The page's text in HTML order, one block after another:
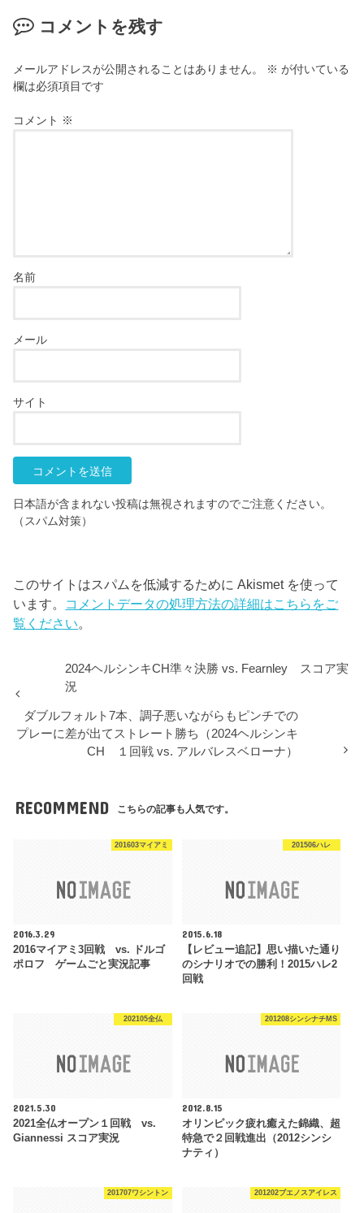
コメントを残す
メールアドレスが公開されることはありません。 ※ が付いている
欄は必須項目です
コメント ※
名前
メール
サイト
日本語が含まれない投稿は無視されますのでご注意ください。
（スパム対策）
このサイトはスパムを低減するために Akismet を使って
います。 コメントデータの処理方法の詳細はこちらをご
覧ください。
2024ヘルシンキCH準々決勝 vs. Fearnley スコア実
況
ダブルフォルト7本、調子悪いながらもピンチでの
プレーに差が出てストレート勝ち（2024ヘルシンキ
CH １回戦 vs. アルバレスベローナ）
RECOMMEND こちらの記事も人気です。
201603マイアミ
2016.3.29
2016マイアミ3回戦 vs. ドルゴ
ポロフ ゲームごと実況記事
201506ハレ
2015.6.18
【レビュー追記】思い描いた通り
のシナリオでの勝利！2015ハレ2
回戦
202105全仏
2021.5.30
2021全仏オープン１回戦 vs.
Giannessi スコア実況
201208シンシナチMS
2012.8.15
オリンピック疲れ癒えた錦織、超
特急で２回戦進出（2012シンシ
ナティ）
201707ワシントン 201202ブエノスアイレス